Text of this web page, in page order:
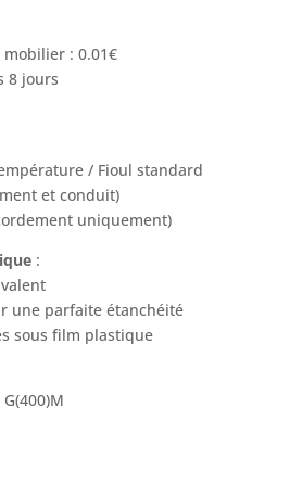
: 0.01€
8 jours
/ Fioul standard
et conduit)
uniquement)
:
une parfaite étanchéité
sous film plastique